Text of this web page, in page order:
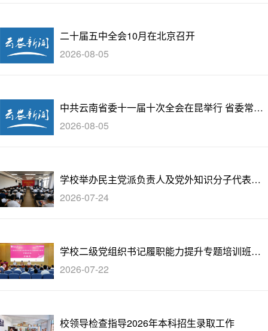
二十届五中全会10月在北京召开
2026-08-05
中共云南省委十一届十次全会在昆举行 省委常委
会主持会议 省委书记王宁讲话
2026-08-05
学校举办民主党派负责人及党外知识分子代表示
范培训班
2026-07-24
学校二级党组织书记履职能力提升专题培训班在
深圳大学开班
2026-07-22
校领导检查指导2026年本科招生录取工作